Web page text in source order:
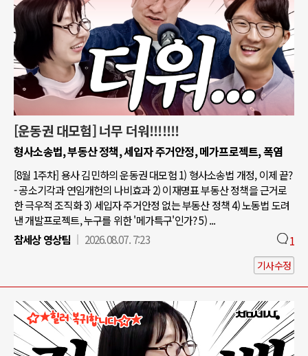
[운동권 대모험] 너무 더워!!!!!!!
형사소송법, 부동산 정책, 세입자 주거안정, 메가프로젝트, 폭염
[8월 1주차] 용사 김민하의 운동권 대모험 1) 형사소송법 개정, 이제 끝?
- 공소기각과 연임개헌의 나비효과 2) 이재명표 부동산 정책을 근거로
한 극우적 조직화 3) 세입자 주거안정 없는 부동산 정책 4) 노동법 도려
낸 개발프로젝트, 누구를 위한 '메가특구'인가? 5) ...
참세상 영상팀
2026.08.07. 7:23 1
기사수정